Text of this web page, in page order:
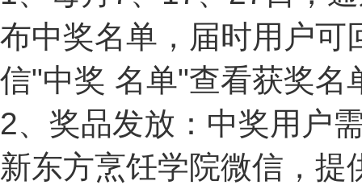
布中奖名单，届时用户可
信"中奖 名单"查看获奖名
2、奖品发放：中奖用户
新东方烹饪学院微信，